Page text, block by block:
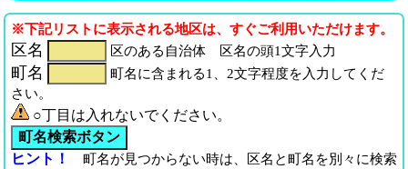
※下記リストに表示される地区は、すぐご利用いただけます。
区名 区のある自治体 区名の頭1文字入力
町名
町名に含まれる1、2文字程度を入力してくだ
さい。
○丁目は入れないでください。
ヒント！
町名が見つからない時は、区名と町名を別々に検索